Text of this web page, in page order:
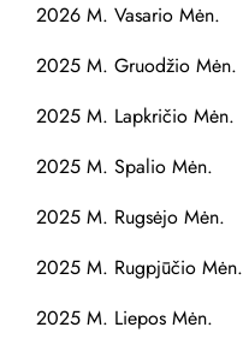
2026 M. Vasario Mėn.
2025 M. Gruodžio Mėn.
2025 M. Lapkričio Mėn.
2025 M. Spalio Mėn.
2025 M. Rugsėjo Mėn.
2025 M. Rugpjūčio Mėn.
2025 M. Liepos Mėn.